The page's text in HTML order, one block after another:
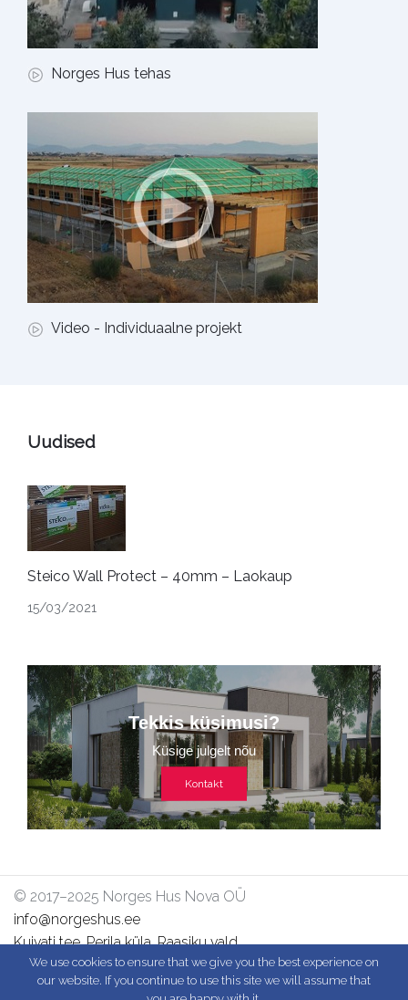
Norges Hus tehas
Video - Individuaalne projekt
Uudised
Steico Wall Protect – 40mm – Laokaup
15/03/2021
Tekkis küsimusi?
Küsige julgelt nõu
Kontakt
© 2017–2025 Norges Hus Nova OÜ
info@norgeshus.ee
Kuivati tee, Perila küla, Raasiku vald,
Harjumaa, 75212, Estonia
We use cookies to ensure that we give you the best experience on
our website. If you continue to use this site we will assume that